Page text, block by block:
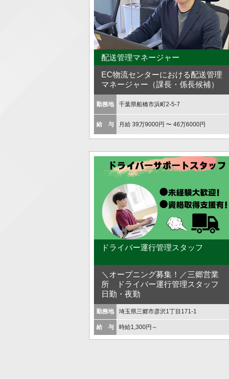
配送管理マネージャー
EC物流センターにおける配送管理
マネージャー（課長・係長候補）
勤務地 千葉県船橋市浜町2-5-7
給 与 月給 39万9000円 〜 46万6000円
ドライバー運行管理スタッフ
＼オープニング募集！／三郷営業
所 ドライバー運行管理スタッフ
日勤・夜勤
勤務地 埼玉県三郷市彦沢1丁目171-1
給 与 時給1,300円～